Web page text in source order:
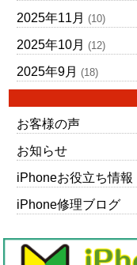
2025年11月 (10)
2025年10月 (12)
2025年9月 (18)
お客様の声
お知らせ
iPhoneお役立ち情報
iPhone修理ブログ